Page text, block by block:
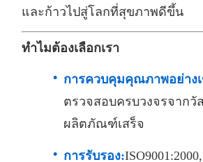
และก้าวไปสู่โลกที่สุขภาพดีขึ้น
ทําไมต้องเลือกเรา
การควบคุมคุณภาพอย่าง
ตรวจสอบครบวงจรจากวั
ผลิตภัณฑ์เสร็จ
การรับรอง: